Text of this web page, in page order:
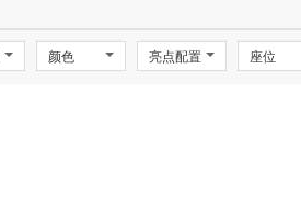
颜色 亮点配置 座位